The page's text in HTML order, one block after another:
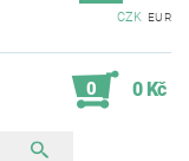
CZK EUR
0 0 Kč